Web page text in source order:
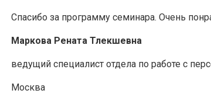
Спасибо за программу семинара. Очень
Маркова Рената Тлекшевна
ведущий специалист отдела по работе с
Москва